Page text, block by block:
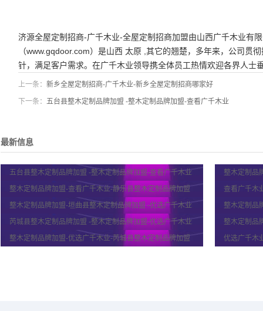
济源全屋定制招商-广千木业-全屋定制招商加盟由山西广千木业有
（www.gqdoor.com）是山西 太原 ,其它的翘楚，多年来，公司贯
针，满足客户需求。在广千木业领导携全体员工热情欢迎各界人士
上一条： 新乡全屋定制招商-广千木业-新乡全屋定制招商哪家好
下一条： 五台县整木定制品牌加盟 -整木定制品牌加盟-查看广千木业
最新信息
五台县整木定制品牌加盟 -整木定制品牌加盟-查看广千木业
整木定制品
整木定制品牌加盟-查看广千木业-静乐县整木定制品牌加盟
查看广千木
整木定制品牌加盟-垣曲县整木定制品牌加盟 -优选广千木业
整木定制品
芮城县整木定制品牌加盟 -整木定制品牌加盟-优选广千木业
整木定制品
整木定制品牌加盟-优选广千木业-芮城县整木定制品牌加盟
优选广千木